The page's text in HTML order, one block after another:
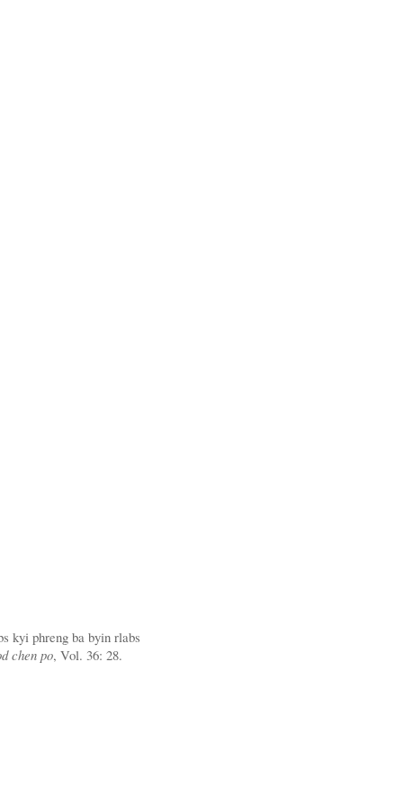
kyi phreng ba byin rlabs
chen po, Vol. 36: 28.